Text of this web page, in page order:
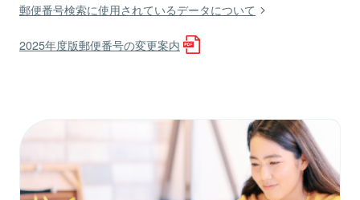
郵便番号検索に使用されているデータについて
2025年度版郵便番号の変更案内